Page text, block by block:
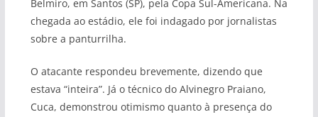
Belmiro, em Santos (SP), pela Copa Sul-Americana. Na
chegada ao estádio, ele foi indagado por jornalistas
sobre a panturrilha.
O atacante respondeu brevemente, dizendo que
estava “inteira”. Já o técnico do Alvinegro Praiano,
Cuca, demonstrou otimismo quanto à presença do